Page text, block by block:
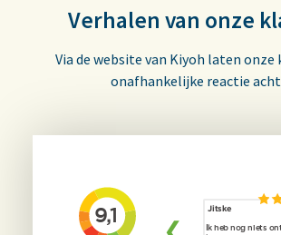
Verhalen van onze
Via de website van Kiyoh laten onze
onafhankelijke reactie